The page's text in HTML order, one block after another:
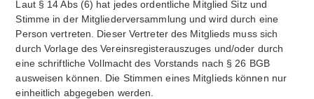
Laut § 14 Abs (6) hat jedes ordentliche Mitglied Sitz und
Stimme in der Mitgliederversammlung und wird durch eine
Person vertreten. Dieser Vertreter des Mitglieds muss sich
durch Vorlage des Vereinsregisterauszuges und/oder durch
eine schriftliche Vollmacht des Vorstands nach § 26 BGB
ausweisen können. Die Stimmen eines Mitglieds können nur
einheitlich abgegeben werden.